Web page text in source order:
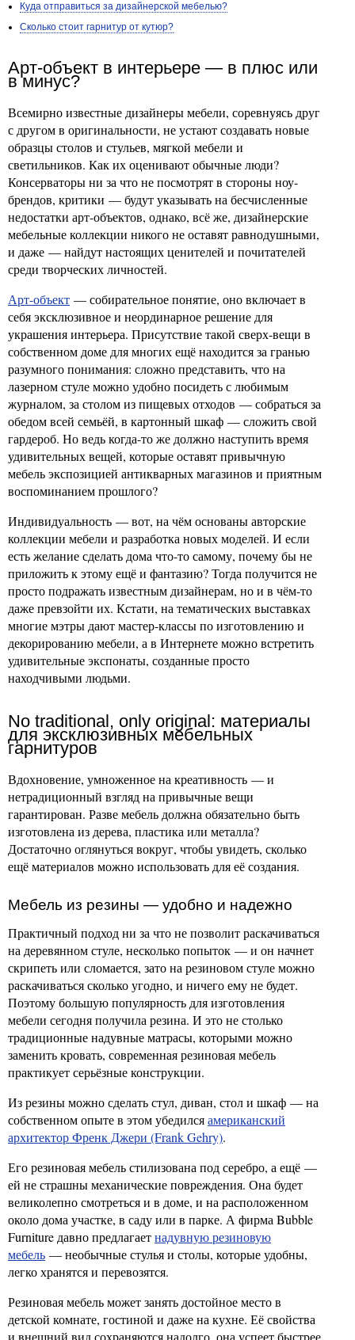
Куда отправиться за дизайнерской мебелью?
Сколько стоит гарнитур от кутюр?
Арт-объект в интерьере — в плюс или
в минус?
Всемирно известные дизайнеры мебели, соревнуясь друг
с другом в оригинальности, не устают создавать новые
образцы столов и стульев, мягкой мебели и
светильников. Как их оценивают обычные люди?
Консерваторы ни за что не посмотрят в стороны ноу-
брендов, критики — будут указывать на бесчисленные
недостатки арт-объектов, однако, всё же, дизайнерские
мебельные коллекции никого не оставят равнодушными,
и даже — найдут настоящих ценителей и почитателей
среди творческих личностей.
Арт-объект — собирательное понятие, оно включает в
себя эксклюзивное и неординарное решение для
украшения интерьера. Присутствие такой сверх-вещи в
собственном доме для многих ещё находится за гранью
разумного понимания: сложно представить, что на
лазерном стуле можно удобно посидеть с любимым
журналом, за столом из пищевых отходов — собраться за
обедом всей семьёй, в картонный шкаф — сложить свой
гардероб. Но ведь когда-то же должно наступить время
удивительных вещей, которые оставят привычную
мебель экспозицией антикварных магазинов и приятным
воспоминанием прошлого?
Индивидуальность — вот, на чём основаны авторские
коллекции мебели и разработка новых моделей. И если
есть желание сделать дома что-то самому, почему бы не
приложить к этому ещё и фантазию? Тогда получится не
просто подражать известным дизайнерам, но и в чём-то
даже превзойти их. Кстати, на тематических выставках
многие мэтры дают мастер-классы по изготовлению и
декорированию мебели, а в Интернете можно встретить
удивительные экспонаты, созданные просто
находчивыми людьми.
No traditional, only original: материалы
для эксклюзивных мебельных
гарнитуров
Вдохновение, умноженное на креативность — и
нетрадиционный взгляд на привычные вещи
гарантирован. Разве мебель должна обязательно быть
изготовлена из дерева, пластика или металла?
Достаточно оглянуться вокруг, чтобы увидеть, сколько
ещё материалов можно использовать для её создания.
Мебель из резины — удобно и надежно
Практичный подход ни за что не позволит раскачиваться
на деревянном стуле, несколько попыток — и он начнет
скрипеть или сломается, зато на резиновом стуле можно
раскачиваться сколько угодно, и ничего ему не будет.
Поэтому большую популярность для изготовления
мебели сегодня получила резина. И это не столько
традиционные надувные матрасы, которыми можно
заменить кровать, современная резиновая мебель
практикует серьёзные конструкции.
Из резины можно сделать стул, диван, стол и шкаф — на
собственном опыте в этом убедилсяамериканский
архитектор Френк Джери (Frank Gehry).
Его резиновая мебель стилизована под серебро, а ещё —
ей не страшны механические повреждения. Она будет
великолепно смотреться и в доме, и на расположенном
около дома участке, в саду или в парке. А фирма Bubble
Furniture давно предлагаетнадувную резиновую
мебель — необычные стулья и столы, которые удобны,
легко хранятся и перевозятся.
Резиновая мебель может занять достойное место в
детской комнате, гостиной и даже на кухне. Её свойства
и внешний вид сохраняются надолго, она успеет быстрее